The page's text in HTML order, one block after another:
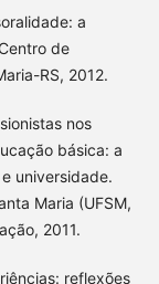
a
de
RS, 2012.
nos
básica: a
universidade.
Maria (UFSM,
2011.
reflexões